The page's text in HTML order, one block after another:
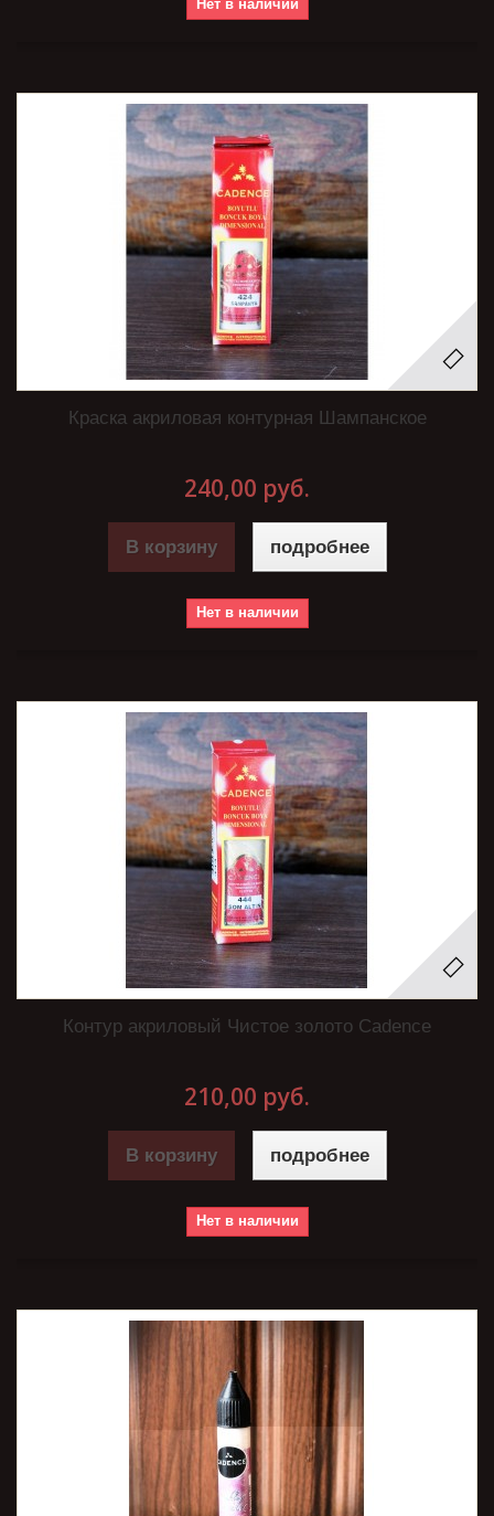
Нет в наличии
Краска акриловая контурная Шампанское
240,00 руб.
В корзину подробнее
Нет в наличии
Контур акриловый Чистое золото Cadence
210,00 руб.
В корзину подробнее
Нет в наличии